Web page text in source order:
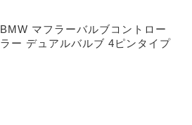
BMW マフラーバルブコントロー
ラー デュアルバルブ 4ピンタイプ